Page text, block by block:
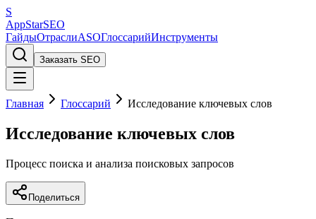
S
AppStarSEO
ГайдыОтраслиASOГлоссарийИнструменты
Заказать SEO
Главная Глоссарий Исследование ключевых слов
Исследование ключевых слов
Процесс поиска и анализа поисковых запросов
Поделиться